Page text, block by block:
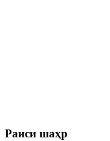
Раиси шаҳр